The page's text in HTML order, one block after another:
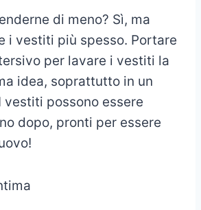
di meno? Sì, ma
i vestiti più spesso. Portare
per lavare i vestiti la
idea, soprattutto in un
vestiti possono essere
dopo, pronti per essere